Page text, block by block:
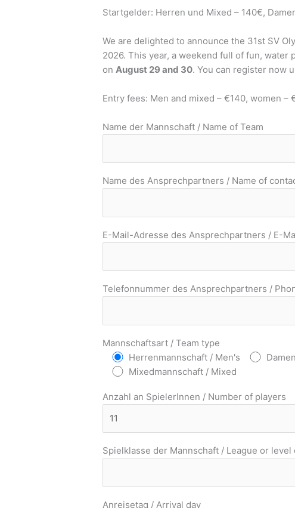
Startgelder: Herren und Mixed – 140€,
We are delighted to announce the 31st SV
2026. This year, a weekend full of fun, water
on August 29 and 30. You can register now
Entry fees: Men and mixed – €140, women –
Name der Mannschaft / Name of Team
Name des Ansprechpartners / Name of
E-Mail-Adresse des Ansprechpartners / E-
Telefonnummer des Ansprechpartners /
Mannschaftsart / Team type
Herrenmannschaft / Men's
Mixedmannschaft / Mixed
Anzahl an SpielerInnen / Number of players
Spielklasse der Mannschaft / League or level
Anreisetag / Arrival day